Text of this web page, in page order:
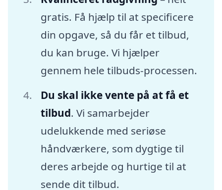
gratis. Få hjælp til at specificere
din opgave, så du får et tilbud,
du kan bruge. Vi hjælper
gennem hele tilbuds-processen.
Du skal ikke vente på at få et
tilbud. Vi samarbejder
udelukkende med seriøse
håndværkere, som dygtige til
deres arbejde og hurtige til at
sende dit tilbud.